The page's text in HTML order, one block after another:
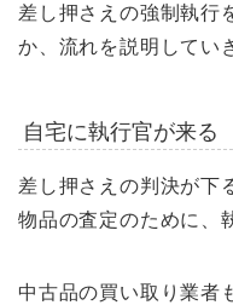
差し押さえの強制執行
か、流れを説明してい
自宅に執行官が来る
差し押さえの判決が下
物品の査定のために、
中古品の買い取り業者